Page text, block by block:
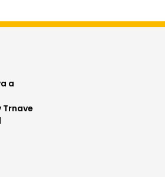
a
Trnave